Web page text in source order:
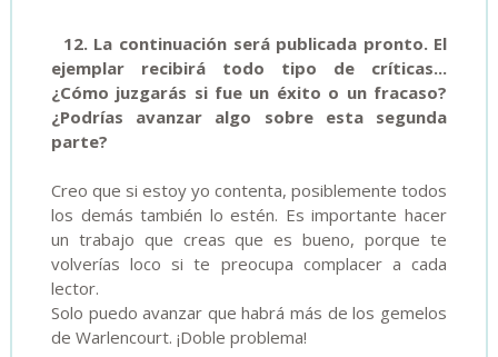
12. La continuación será publicada pronto. El
ejemplar recibirá todo tipo de críticas...
¿Cómo juzgarás si fue un éxito o un fracaso?
¿Podrías avanzar algo sobre esta segunda
parte?
Creo que si estoy yo contenta, posiblemente todos
los demás también lo estén. Es importante hacer
un trabajo que creas que es bueno, porque te
volverías loco si te preocupa complacer a cada
lector.
Solo puedo avanzar que habrá más de los gemelos
de Warlencourt. ¡Doble problema!